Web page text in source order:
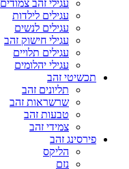
עגילי זהב צמודים
עגילים לילדות
עגילים לנשים
עגילי חישוק זהב
עגילים תלויים
עגילי יהלומים
תכשיטי זהב
תליונים זהב
שרשראות זהב
טבעות זהב
צמידי זהב
פירסינג זהב
הליקס
נזם